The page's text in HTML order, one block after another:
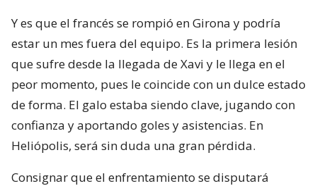
Y es que el francés se rompió en Girona y podría
estar un mes fuera del equipo. Es la primera lesión
que sufre desde la llegada de Xavi y le llega en el
peor momento, pues le coincide con un dulce estado
de forma. El galo estaba siendo clave, jugando con
confianza y aportando goles y asistencias. En
Heliópolis, será sin duda una gran pérdida.
Consignar que el enfrentamiento se disputará